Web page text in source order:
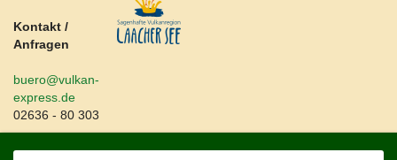
Kontakt /
Anfragen
buero@vulkan-
express.de
02636 - 80 303